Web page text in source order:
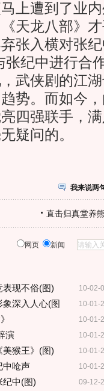
上遭到了业
天龙八部》
张入横对张
张纪中进行合
武侠剧的江
势。而如今
四强联手，
疑问的。
我来说两
直击归真堂养
网页 新闻
10-02-
表现不俗(图)
10-01-
深入人心(图
10-01-
10-01-
演
10-01-
猴王》(图)
10-01-
中呛声
09-12-
纪中(图)